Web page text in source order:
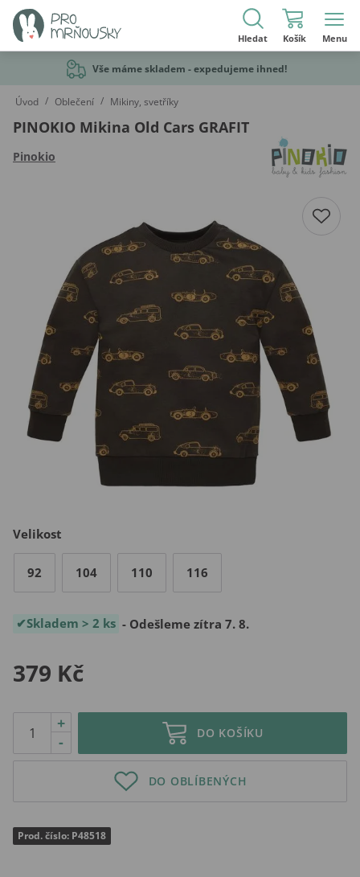
Hledat Košík Menu
Vše máme skladem - expedujeme ihned!
Úvod / Oblečení / Mikiny, svetříky
PINOKIO Mikina Old Cars GRAFIT
Pinokio
Velikost
92 104 110 116
Skladem > 2 ks - Odešleme zítra 7. 8.
379 Kč
-
+
DO KOŠÍKU
DO OBLÍBENÝCH
Prod. číslo: P48518